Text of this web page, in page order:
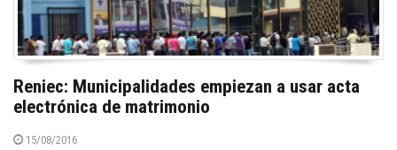
Reniec: Municipalidades empiezan a usar acta
electrónica de matrimonio
15/08/2016